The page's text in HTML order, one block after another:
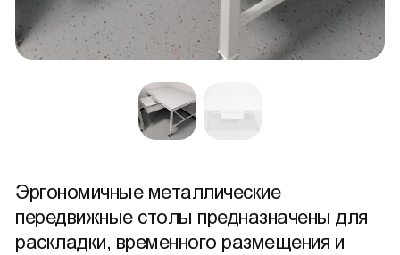
Эргономичные металлические
передвижные столы предназначены для
раскладки, временного размещения и